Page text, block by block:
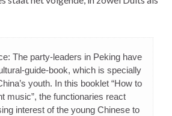
The party-leaders in Peking have
guide-book, which is specially
youth. In this booklet “How to
music”, the functionaries react
interest of the young Chinese to